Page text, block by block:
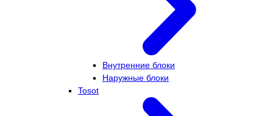
Внутренние блоки
Наружные блоки
Tosot